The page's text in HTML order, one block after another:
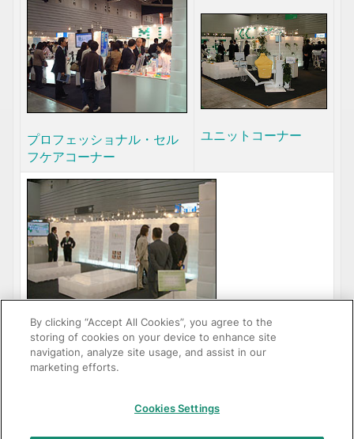
プロフェッショナル・セル
フケアコーナー
ユニットコーナー
ジーシーコーナー
By clicking “Accept All Cookies”, you agree to the
storing of cookies on your device to enhance site
navigation, analyze site usage, and assist in our
marketing efforts.
Cookies Settings